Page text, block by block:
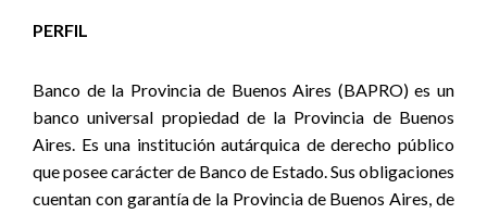
PERFIL
Banco de la Provincia de Buenos Aires (BAPRO) es un
banco universal propiedad de la Provincia de Buenos
Aires. Es una institución autárquica de derecho público
que posee carácter de Banco de Estado. Sus obligaciones
cuentan con garantía de la Provincia de Buenos Aires, de